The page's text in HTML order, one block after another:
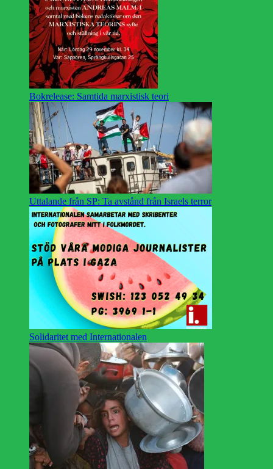
Bokrelease: Samtida marxistisk teori
Uttalande från SP: Ta avstånd från Israels terror
Solidaritet med Internationalen